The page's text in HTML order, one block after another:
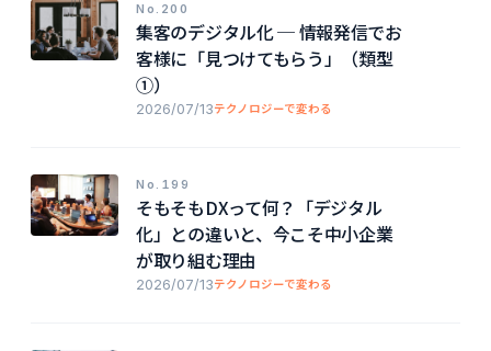
No.200
集客のデジタル化 ─ 情報発信でお
客様に「見つけてもらう」（類型
①）
2026/07/13テクノロジーで変わる
No.199
そもそもDXって何？「デジタル
化」との違いと、今こそ中小企業
が取り組む理由
2026/07/13テクノロジーで変わる